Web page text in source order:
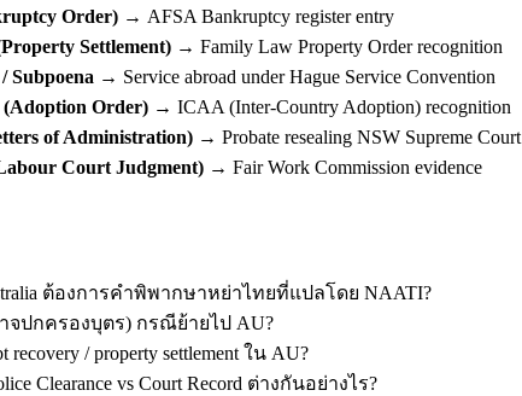
Order) → AFSA Bankruptcy register entry
Settlement) → Family Law Property Order recognition
Subpoena → Service abroad under Hague Service Convention
Order) → ICAA (Inter-Country Adoption) recognition
of Administration) → Probate resealing NSW Supreme Court
Court Judgment) → Fair Work Commission evidence
ต้องการคำพิพากษาหย่าไทยที่แปลโดย NAATI?
าจปกครองบุตร) กรณีย้ายไป AU?
/ property settlement ใน AU?
Clearance vs Court Record ต่างกันอย่างไร?